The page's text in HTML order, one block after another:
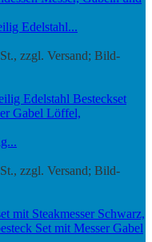
Edelstahl...
zzgl. Versand; Bild-
zzgl. Versand; Bild-